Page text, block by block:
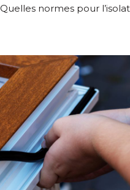
Quelles normes pour